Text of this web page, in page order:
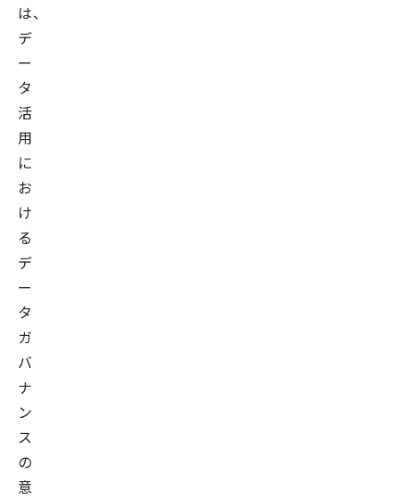
は、
デ
ー
タ
活
用
に
お
け
る
デ
ー
タ
ガ
バ
ナ
ン
ス
の
意